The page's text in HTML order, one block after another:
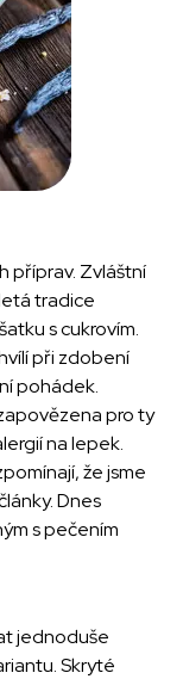
příprav. Zvláštní
tradice
s cukrovím.
při zdobení
pohádek.
pro ty
na lepek.
že jsme
Dnes
s pečením
jednoduše
Skryté